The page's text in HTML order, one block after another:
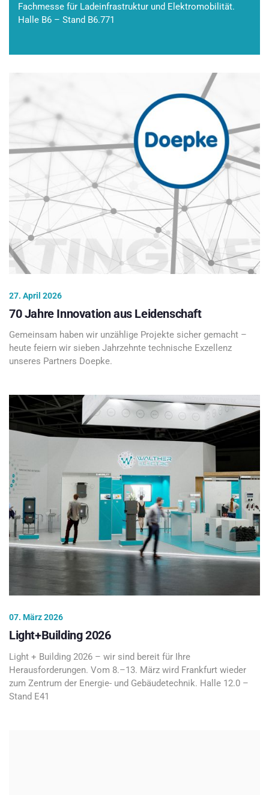
Fachmesse für Ladeinfrastruktur und Elektromobilität.
Halle B6 – Stand B6.771
27. April 2026
70 Jahre Innovation aus Leidenschaft
Gemeinsam haben wir unzählige Projekte sicher gemacht –
heute feiern wir sieben Jahrzehnte technische Exzellenz
unseres Partners Doepke.
07. März 2026
Light+Building 2026
Light + Building 2026 – wir sind bereit für Ihre
Herausforderungen. Vom 8.–13. März wird Frankfurt wieder
zum Zentrum der Energie- und Gebäudetechnik. Halle 12.0 –
Stand E41